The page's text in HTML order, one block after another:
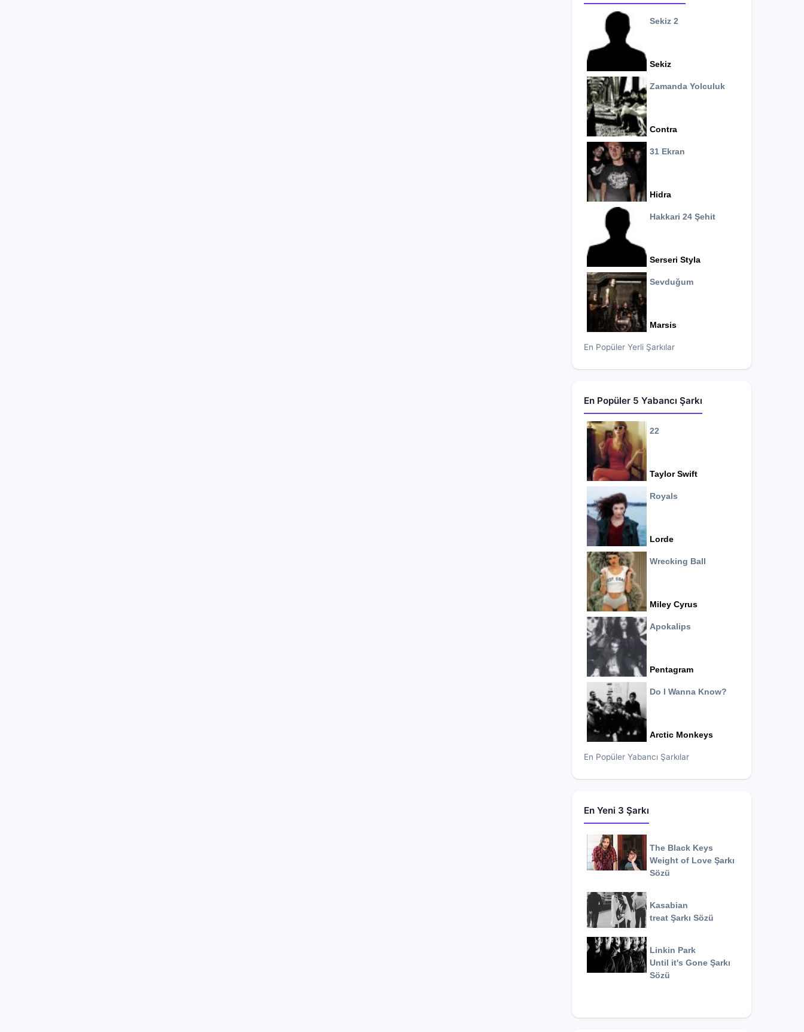
Sekiz 2
Sekiz
Zamanda Yolculuk
Contra
31 Ekran
Hidra
Hakkari 24 Şehit
Serseri Styla
Sevduğum
Marsis
En Popüler Yerli Şarkılar
En Popüler 5 Yabancı Şarkı
22
Taylor Swift
Royals
Lorde
Wrecking Ball
Miley Cyrus
Apokalips
Pentagram
Do I Wanna Know?
Arctic Monkeys
En Popüler Yabancı Şarkılar
En Yeni 3 Şarkı
The Black Keys
Weight of Love Şarkı
Sözü
Kasabian
treat Şarkı Sözü
Linkin Park
Until it's Gone Şarkı
Sözü